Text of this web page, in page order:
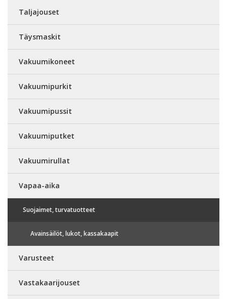
Taljajouset
Täysmaskit
Vakuumikoneet
Vakuumipurkit
Vakuumipussit
Vakuumiputket
Vakuumirullat
Vapaa-aika
Suojaimet, turvatuotteet
Avainsäilöt, lukot, kassakaapit
Varusteet
Vastakaarijouset